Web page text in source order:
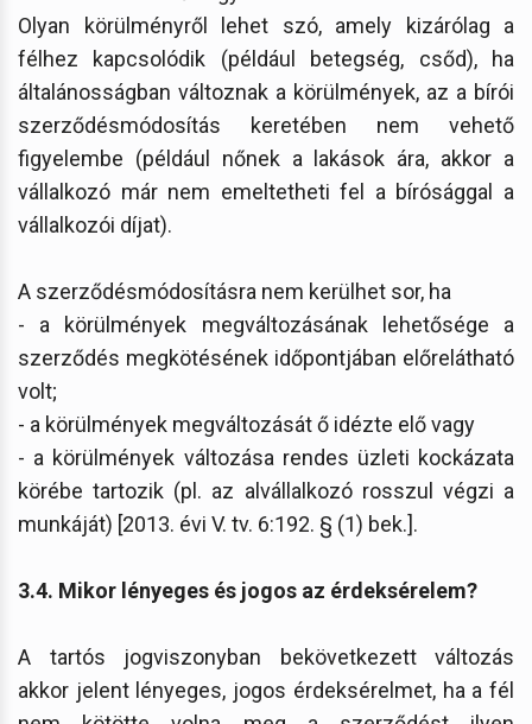
Olyan körülményről lehet szó, amely kizárólag a
félhez kapcsolódik (például betegség, csőd), ha
általánosságban változnak a körülmények, az a bírói
szerződésmódosítás keretében nem vehető
figyelembe (például nőnek a lakások ára, akkor a
vállalkozó már nem emeltetheti fel a bírósággal a
vállalkozói díjat).
A szerződésmódosításra nem kerülhet sor, ha
- a körülmények megváltozásának lehetősége a
szerződés megkötésének időpontjában előrelátható
volt;
- a körülmények megváltozását ő idézte elő vagy
- a körülmények változása rendes üzleti kockázata
körébe tartozik (pl. az alvállalkozó rosszul végzi a
munkáját) [2013. évi V. tv. 6:192. § (1) bek.].
3.4. Mikor lényeges és jogos az érdeksérelem?
A tartós jogviszonyban bekövetkezett változás
akkor jelent lényeges, jogos érdeksérelmet, ha a fél